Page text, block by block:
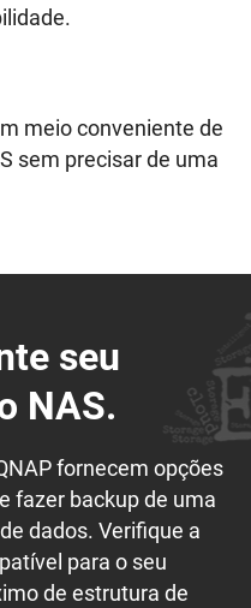
meio conveniente de
sem precisar de uma
seu
NAS.
fornecem opções
fazer backup de uma
dados. Verifique a
para o seu
de estrutura de